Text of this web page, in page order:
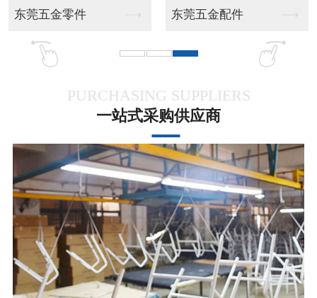
新能源储能箱烤漆 新能源储能箱烤漆
PURCHASING SUPPLIERS
一站式采购供应商